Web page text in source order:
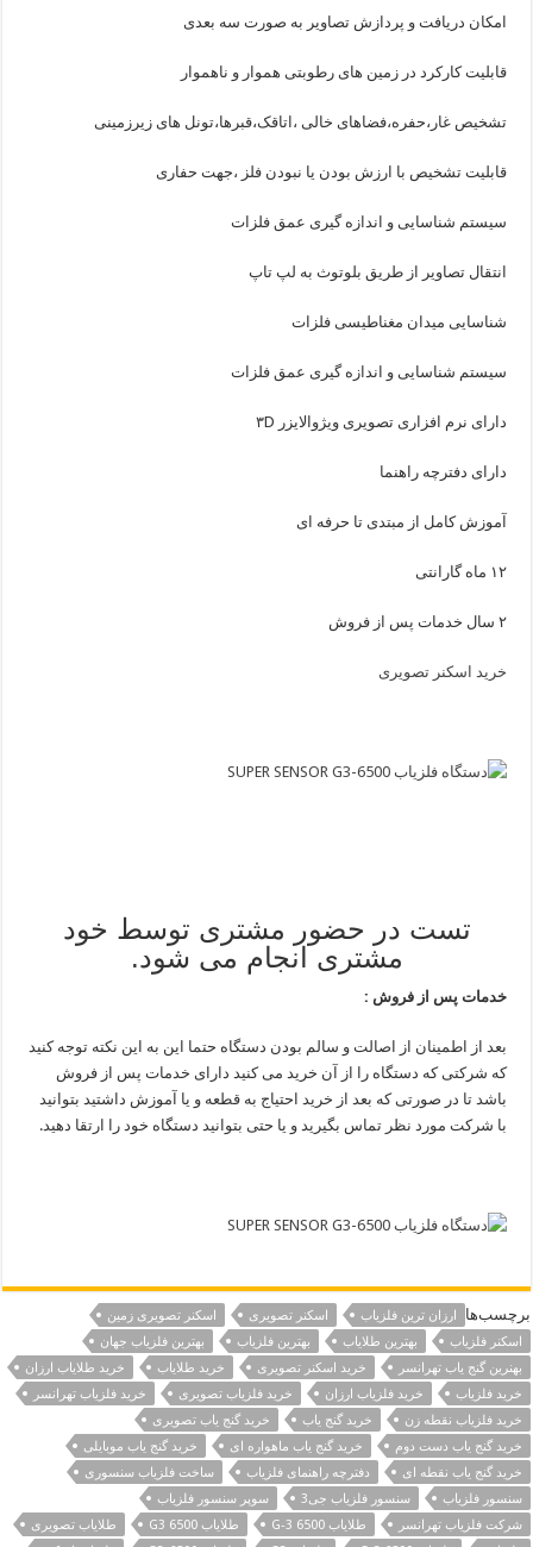
امکان دریافت و پردازش تصاویر به صورت سه بعدی
قابلیت کارکرد در زمین های رطوبتی هموار و ناهموار
تشخیص غار،حفره،فضاهای خالی ،اتاقک،قبرها،تونل های زیرزمینی
قابلیت تشخیص با ارزش بودن یا نبودن فلز ،جهت حفاری
سیستم شناسایی و اندازه گیری عمق فلزات
انتقال تصاویر از طریق بلوتوث به لپ تاپ
شناسایی میدان مغناطیسی فلزات
سیستم شناسایی و اندازه گیری عمق فلزات
دارای نرم افزاری تصویری ویژوالایزر ۳D
دارای دفترچه راهنما
آموزش کامل از مبتدی تا حرفه ای
۱۲ ماه گارانتی
۲ سال خدمات پس از فروش
خرید اسکنر تصویری
تست در حضور مشتری توسط خود
مشتری انجام می شود.
خدمات پس از فروش :
بعد از اطمینان از اصالت و سالم بودن دستگاه حتما این به این نکته توجه کنید
که شرکتی که دستگاه را از آن خرید می کنید دارای خدمات پس از فروش
باشد تا در صورتی که بعد از خرید احتیاج به قطعه و یا آموزش داشتید بتوانید
با شرکت مورد نظر تماس بگیرید و یا حتی بتوانید دستگاه خود را ارتقا دهید.
برچسب‌ها ارزان ترین فلزیاب اسکنر تصویری
اسکنر تصویری زمین
اسکنر فلزیاب
بهترین طلایاب بهترین فلزیاب
بهترین فلزیاب جهان
بهنرین گنج یاب تهرانسر
خرید اسکنر تصویری خرید طلایاب
خرید طلایاب ارزان
خرید فلزیاب
خرید فلزیاب ارزان خرید فلزیاب تصویری
خرید فلزیاب تهرانسر
خرید فلزیاب نقطه زن
خرید گنج یاب
خرید گنج یاب تصویری
خرید گنج یاب دست دوم
خرید گنج یاب ماهواره ای
خرید گنج یاب موبایلی
خرید گنج یاب نقطه ای
دفترچه راهنمای فلزیاب
ساخت فلزیاب سنسوری
سنسور فلزیاب
سنسور فلزیاب جی3
سوپر سنسور فلزیاب
شرکت فلزیاب تهرانسر
طلایاب G-3 6500 طلایاب G3 6500
طلایاب تصویری